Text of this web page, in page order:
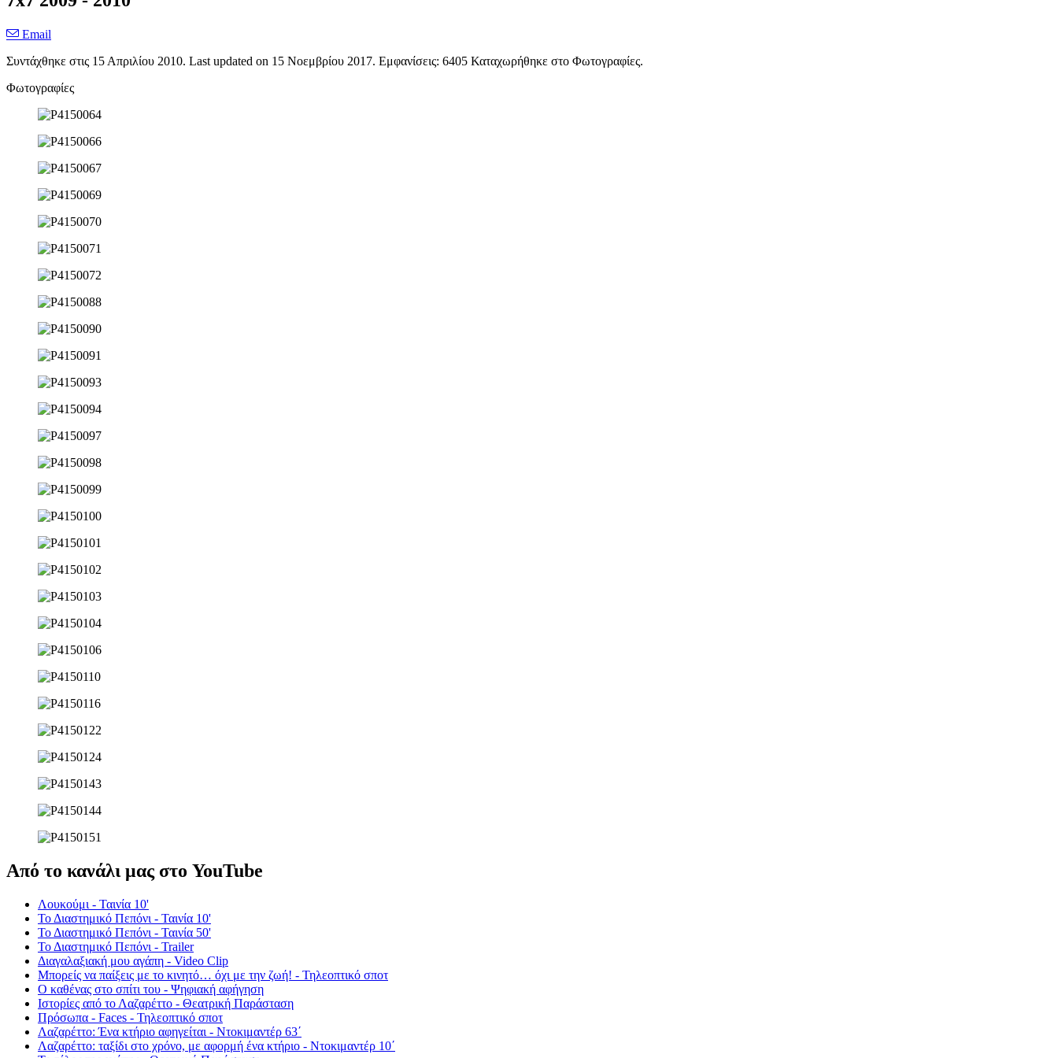
Email
Συντάχθηκε στις 15 Απριλίου 2010. Last updated on 15 Νοεμβρίου 2017. Εμφανίσεις: 6405 Καταχωρήθηκε στο Φωτογραφίες.
Φωτογραφίες
Από το κανάλι μας στο YouTube
Λουκούμι - Ταινία 10'
Το Διαστημικό Πεπόνι - Ταινία 10'
Το Διαστημικό Πεπόνι - Ταινία 50'
Το Διαστημικό Πεπόνι - Trailer
Διαγαλαξιακή μου αγάπη - Video Clip
Μπορείς να παίξεις με το κινητό… όχι με την ζωή! - Τηλεοπτικό σποτ
Ο καθένας στο σπίτι του - Ψηφιακή αφήγηση
Ιστορίες από το Λαζαρέττο - Θεατρική Παράσταση
Πρόσωπα - Faces - Τηλεοπτικό σποτ
Λαζαρέττο: Ένα κτήριο αφηγείται - Ντοκιμαντέρ 63΄
Λαζαρέττο: ταξίδι στο χρόνο, με αφορμή ένα κτήριο - Ντοκιμαντέρ 10΄